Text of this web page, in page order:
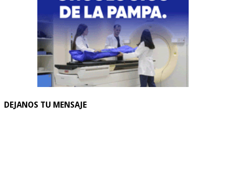
DEJANOS TU MENSAJE